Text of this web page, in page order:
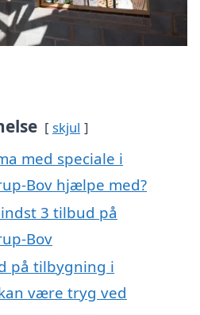
skjul
med speciale i
Bov hjælpe med?
3 tilbud på
Bov
på tilbygning i
være tryg ved